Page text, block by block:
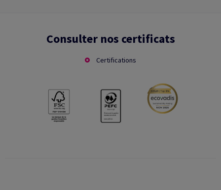
Consulter nos certificats
Certifications